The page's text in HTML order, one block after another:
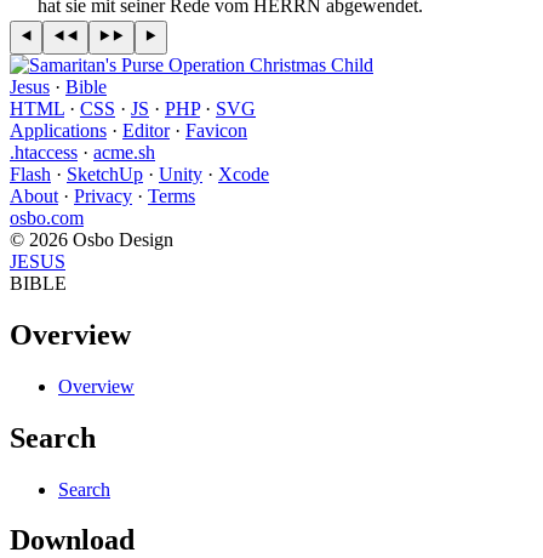
hat sie mit seiner Rede vom HERRN abgewendet.
Jesus · Bible
HTML · CSS · JS · PHP· SVG
Applications · Editor· Favicon
.htaccess · acme.sh
Flash · SketchUp · Unity · Xcode
About · Privacy · Terms
osbo.com
© 2026 Osbo Design
JESUS
BIBLE
Overview
Overview
Search
Search
Download